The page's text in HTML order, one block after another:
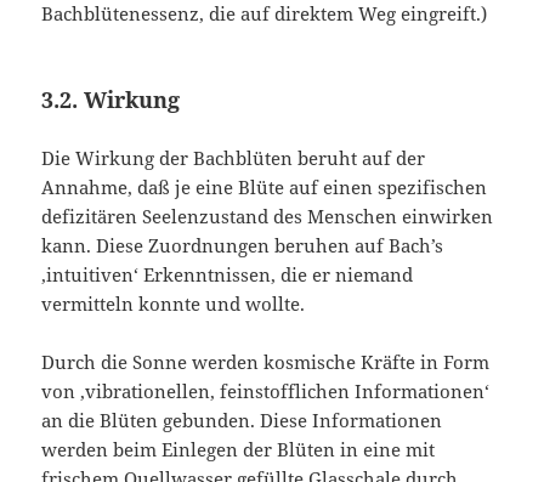
Bachblütenessenz, die auf direktem Weg eingreift.)
3.2. Wirkung
Die Wirkung der Bachblüten beruht auf der
Annahme, daß je eine Blüte auf einen spezifischen
defizitären Seelenzustand des Menschen einwirken
kann. Diese Zuordnungen beruhen auf Bach’s
‚intuitiven‘ Erkenntnissen, die er niemand
vermitteln konnte und wollte.
Durch die Sonne werden kosmische Kräfte in Form
von ‚vibrationellen, feinstofflichen Informationen‘
an die Blüten gebunden. Diese Informationen
werden beim Einlegen der Blüten in eine mit